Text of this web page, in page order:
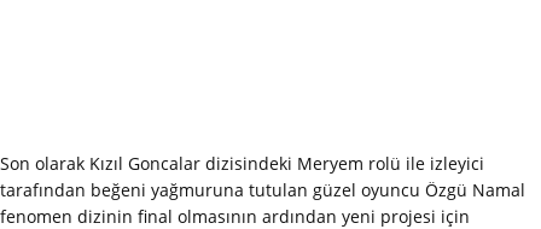
Son olarak Kızıl Goncalar dizisindeki Meryem rolü ile izleyici
tarafından beğeni yağmuruna tutulan güzel oyuncu Özgü Namal
fenomen dizinin final olmasının ardından yeni projesi için